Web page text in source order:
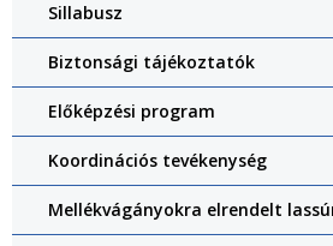
Sillabusz
Biztonsági tájékoztatók
Előképzési program
Koordinációs tevékenység
Mellékvágányokra elrendelt